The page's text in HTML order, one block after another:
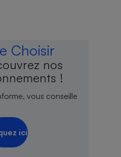
Choisir
nos
!
vous conseille
ici